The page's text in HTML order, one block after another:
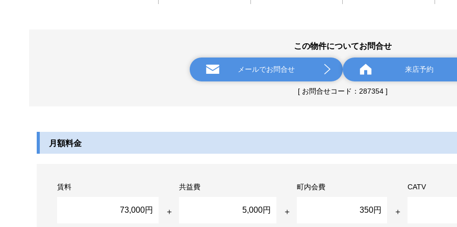
この物件についてお問合せ
メールでお問合せ 来店予約
[ お問合せコード：287354 ]
月額料金
賃料
73,000円
共益費
5,000円
町内会費
350円
CATV